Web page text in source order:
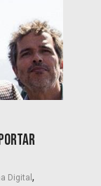
Digital,